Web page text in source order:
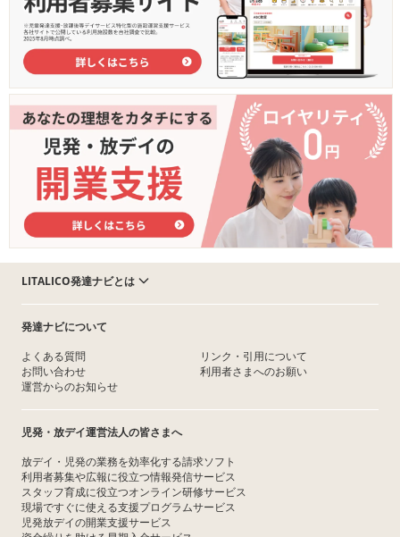
LITALICO発達ナビとは
発達ナビについて
よくある質問
お問い合わせ
運営からのお知らせ
リンク・引用について
利用者さまへのお願い
児発・放デイ運営法人の皆さまへ
放デイ・児発の業務を効率化する請求ソフト
利用者募集や広報に役立つ情報発信サービス
スタッフ育成に役立つオンライン研修サービス
現場ですぐに使える支援プログラムサービス
児発放デイの開業支援サービス